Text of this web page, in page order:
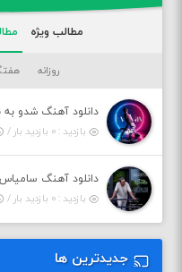
مطالب ویژه
روزانه
دانلود آهنگ شدو به
بازدید : ۰ بازدید بار /
دانلود آهنگ
بازدید : ۰ بازدید بار /
جدیدترین ها